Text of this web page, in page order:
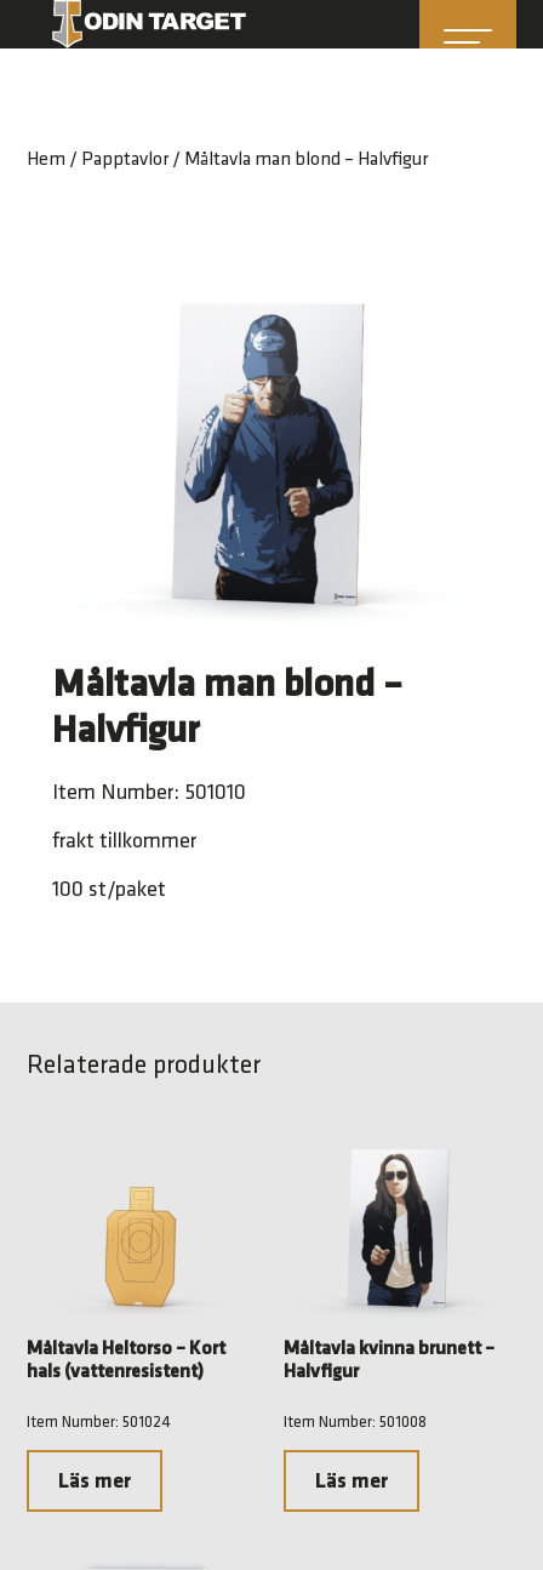
Hem / Papptavlor/ Måltavla man blond – Halvfigur
Måltavla man blond –
Halvfigur
Item Number: 501010
frakt tillkommer
100 st/paket
Relaterade produkter
Måltavla Heltorso – Kort
hals (vattenresistent)
Item Number: 501024
Läs mer
Måltavla kvinna brunett –
Halvfigur
Item Number: 501008
Läs mer